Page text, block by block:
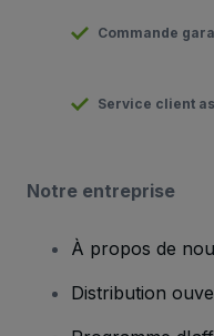
Commande
Service client
Notre entreprise
À propos de
Distribution